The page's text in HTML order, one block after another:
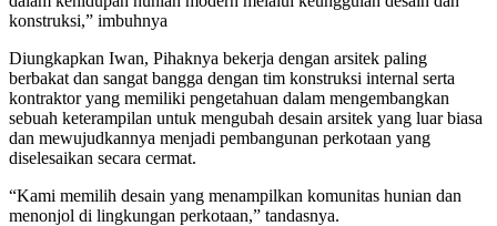
konstruksi,” imbuhnya
Diungkapkan Iwan, Pihaknya bekerja dengan arsitek paling
berbakat dan sangat bangga dengan tim konstruksi internal serta
kontraktor yang memiliki pengetahuan dalam mengembangkan
sebuah keterampilan untuk mengubah desain arsitek yang luar biasa
dan mewujudkannya menjadi pembangunan perkotaan yang
diselesaikan secara cermat.
“Kami memilih desain yang menampilkan komunitas hunian dan
menonjol di lingkungan perkotaan,” tandasnya.